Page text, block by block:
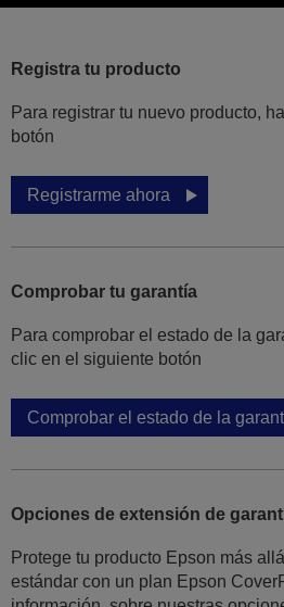
Registra tu producto
Para registrar tu nuevo producto,
botón
Registrarme ahora
Comprobar tu garantía
Para comprobar el estado de la
clic en el siguiente botón
Comprobar el estado de la
Opciones de extensión de
Protege tu producto Epson más
estándar con un plan Epson